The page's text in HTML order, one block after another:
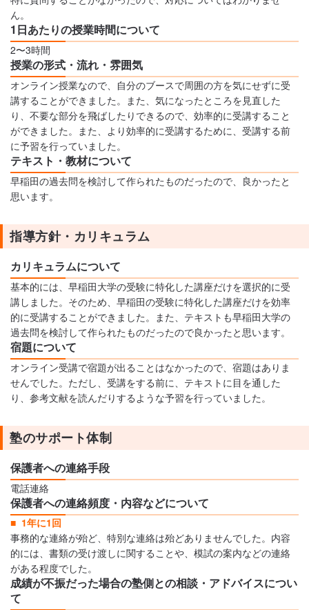
ん。
1日あたりの授業時間について
2〜3時間
授業の形式・流れ・雰囲気
オンライン授業なので、自分のブースで周囲の方を気にせずに受
講することができました。また、気になったところを見直した
り、不要な部分を飛ばしたりできるので、効率的に受講すること
ができました。また、より効率的に受講するために、受講する前
に予習を行っていました。
テキスト・教材について
早稲田の過去問を検討して作られたものだったので、良かったと
思います。
指導方針・カリキュラム
カリキュラムについて
基本的には、早稲田大学の受験に特化した講座だけを選択的に受
講しました。そのため、早稲田の受験に特化した講座だけを効率
的に受講することができました。また、テキストも早稲田大学の
過去問を検討して作られたものだったので良かったと思います。
宿題について
オンライン受講で宿題が出ることはなかったので、宿題はありま
せんでした。ただし、受講をする前に、テキストに目を通した
り、参考文献を読んだりするような予習を行っていました。
塾のサポート体制
保護者への連絡手段
電話連絡
保護者への連絡頻度・内容などについて
1年に1回
事務的な連絡が殆ど、特別な連絡は殆どありませんでした。内容
的には、書類の受け渡しに関することや、模試の案内などの連絡
がある程度でした。
成績が不振だった場合の塾側との相談・アドバイスについ
て